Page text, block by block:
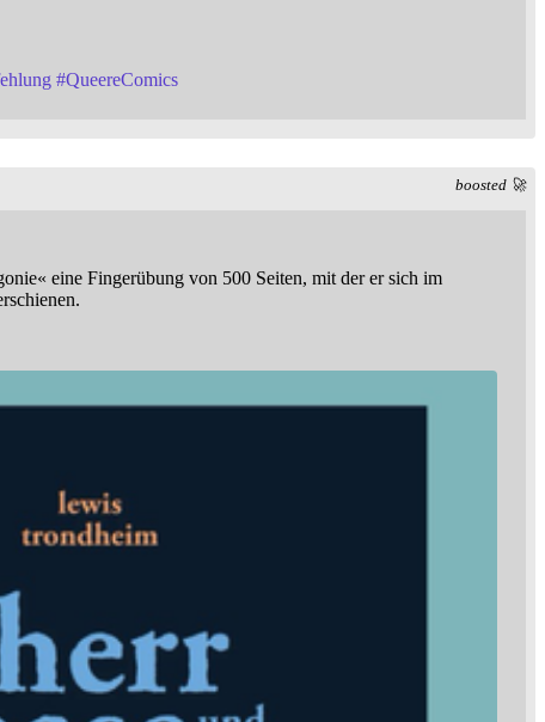
#QueereComics
boosted 🚀
eine Fingerübung von 500 Seiten, mit der er sich im